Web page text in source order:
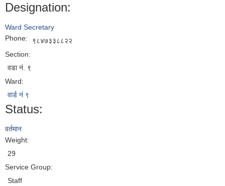
Designation:
Ward Secretary
Phone:
९८४७३३८८२२
Section:
वडा नं. ९
Ward:
वार्ड नं ९
Status:
वर्तमान
Weight:
29
Service Group:
Staff